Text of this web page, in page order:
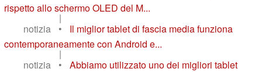
rispetto allo schermo OLED del M...
|
notizia
•
Il miglior tablet di fascia media funziona
contemporaneamente con Android e...
|
notizia
•
Abbiamo utilizzato uno dei migliori tablet